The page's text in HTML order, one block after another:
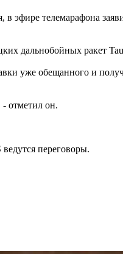
эфире телемарафона
дальнобойных ракет
уже обещанного и
отметил он.
переговоры.